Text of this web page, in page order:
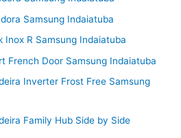
Samsung Indaiatuba
R Samsung Indaiatuba
French Door Samsung Indaiatuba
Inverter Frost Free Samsung
Family Hub Side by Side